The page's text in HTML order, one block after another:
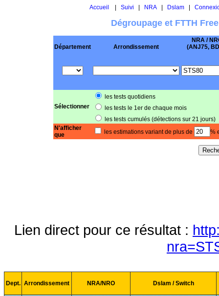
Accueil Suivi NRA| Dslam|
Dégroupage et FTTH
Département Arrondissement
NRA /
(ANJ75,
Sélectionner
les tests quotidiens
les tests le 1er de chaque mois
les tests cumulés (détections sur 21 jours)
N'afficher
que
les estimations variant de plus de %
Lien direct pour ce résultat :
Dept. Arrondissement NRA/NRO Dslam / Switch